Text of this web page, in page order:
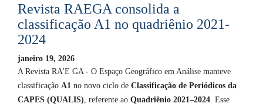
Revista RAEGA consolida a
classificação A1 no quadriênio 2021-
2024
janeiro 19, 2026
A Revista RA'E GA - O Espaço Geográfico em Análise manteve
classificação A1 no novo ciclo de Classificação de Periódicos da
CAPES (QUALIS) , referente ao Quadriênio 2021–2024 . Esse